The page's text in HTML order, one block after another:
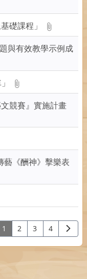
礎課程」
與有效教學示例成
競賽』實施計畫
藝《酬神》擊樂表
1 2 3 4